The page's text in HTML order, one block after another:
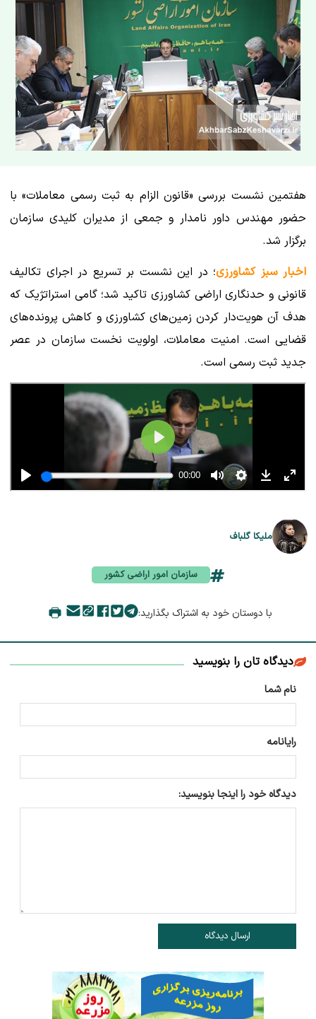
هفتمین نشست بررسی «قانون الزام به ثبت رسمی معاملات» با
حضور مهندس داور نامدار و جمعی از مدیران کلیدی سازمان
برگزار شد.
اخبار سبز کشاورزی؛ در این نشست بر تسریع در اجرای تکالیف
قانونی و حدنگاری اراضی کشاورزی تاکید شد؛ گامی استراتژیک که
هدف آن هویت‌دار کردن زمین‌های کشاورزی و کاهش پرونده‌های
قضایی است. امنیت معاملات، اولویت نخست سازمان در عصر
جدید ثبت رسمی است.
ملیکا گلباف
سازمان امور اراضی کشور
با دوستان خود به اشتراک بگذارید:
دیدگاه تان را بنویسید
نام شما
رایانامه
دیدگاه خود را اینجا بنویسید:
ارسال دیدگاه